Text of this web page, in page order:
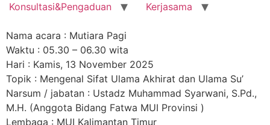
Konsultasi&Pengaduan
Kerjasama
Nama acara : Mutiara Pagi
Waktu : 05.30 – 06.30 wita
Hari : Kamis, 13 November 2025
Topik : Mengenal Sifat Ulama Akhirat dan Ulama Su’
Narsum / jabatan : Ustadz Muhammad Syarwani, S.Pd.,
M.H. (Anggota Bidang Fatwa MUI Provinsi )
Lembaga : MUI Kalimantan Timur